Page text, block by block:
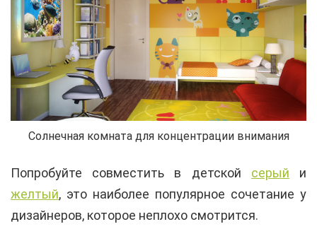
Солнечная комната для концентрации внимания
Попробуйте совместить в детской серый и
желтый, это наиболее популярное сочетание у
дизайнеров, которое неплохо смотрится.